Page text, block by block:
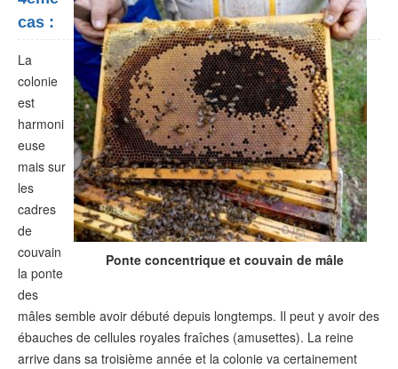
Ponte concentrique et couvain de mâle
cas :
La
colonie
est
harmoni
euse
mais sur
les
cadres
de
couvain
la ponte
des
mâles semble avoir débuté depuis longtemps. Il peut y avoir des
ébauches de cellules royales fraîches (amusettes). La reine
arrive dans sa troisième année et la colonie va certainement